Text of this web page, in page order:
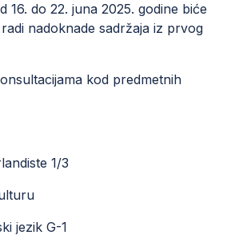
do 22. juna 2025. godine biće
nadoknade sadržaja iz prvog
kod predmetnih
1/3
jezik G-1